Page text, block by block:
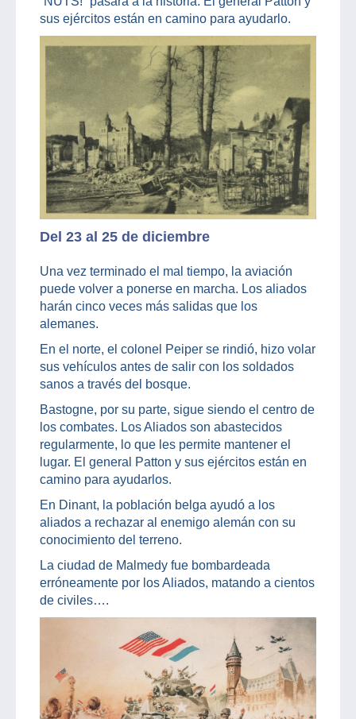
sus ejércitos están en camino para ayudarlo.
Del 23 al 25 de diciembre
Una vez terminado el mal tiempo, la aviación
puede volver a ponerse en marcha. Los aliados
harán cinco veces más salidas que los
alemanes.
En el norte, el colonel Peiper se rindió, hizo volar
sus vehículos antes de salir con los soldados
sanos a través del bosque.
Bastogne, por su parte, sigue siendo el centro de
los combates. Los Aliados son abastecidos
regularmente, lo que les permite mantener el
lugar. El general Patton y sus ejércitos están en
camino para ayudarlos.
En Dinant, la población belga ayudó a los
aliados a rechazar al enemigo alemán con su
conocimiento del terreno.
La ciudad de Malmedy fue bombardeada
erróneamente por los Aliados, matando a cientos
de civiles….